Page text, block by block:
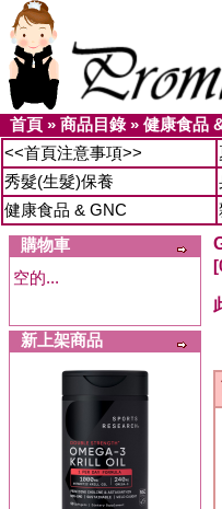
首頁 » 商品目錄» 健康食品
<<首頁注意事項>>
秀髮(生髮)保養
健康食品 & GNC
購物車
空的...
新上架商品